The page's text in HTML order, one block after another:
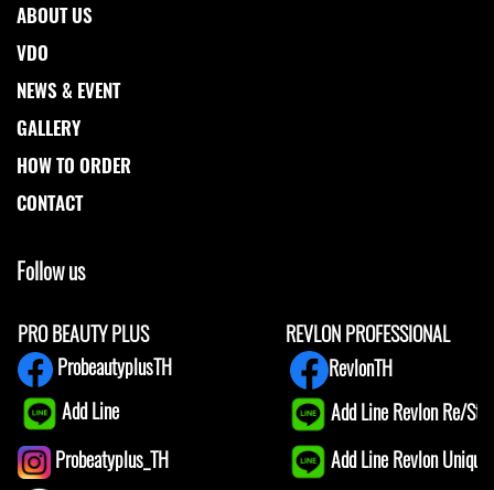
ABOUT US
VDO
NEWS & EVENT
GALLERY
HOW TO ORDER
CONTACT
Follow us
PRO BEAUTY PLUS
REVLON PROFESSIONAL
ProbeautyplusTH
RevlonTH
Add Line
Add Line Revlon Re/
Probeatyplus_TH
Add Line Revlon